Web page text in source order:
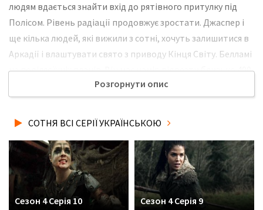
людям вдається знайти вхід до рятівного притулку під
Полісом. Рівень радіації продовжує зростати. Джаспер і
ще кілька людей, які вижили з сотні, хочуть залишитися в
Аркадії і влаштувати свято з приводу Кінця Світу. Белламі
не поділяє їхніх планів. Він має намір відвезти близько 400
людей у притулок та врятувати їм життя. Не забудьте
серіалу Сотня українською мовою, у хорошій hd якості та з
Розгорнути опис
СОТНЯ ВСІ СЕРІЇ УКРАЇНСЬКОЮ
Сезон 4 Серія 10 Сезон 4 Серія 9